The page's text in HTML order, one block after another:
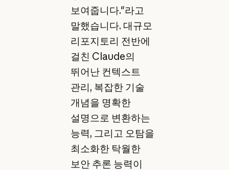
보여줍니다."라고
말했습니다. 대규모
리포지토리 전반에
걸친 Claude의
뛰어난 컨텍스트
관리, 복잡한 기술
개념을 명확한
설명으로 변환하는
능력, 그리고 오탐을
최소화한 탁월한
보안 추론 능력이